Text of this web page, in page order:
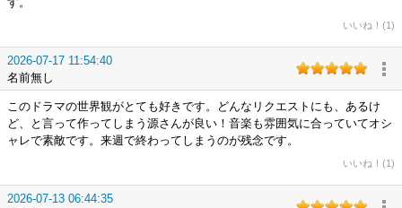
いいね！(1)
2026-07-17 11:54:40
名前無し
このドラマの世界観がとても好きです。どんなリクエストにも、あるけ
ど、と言って作ってしまう源さんが良い！音楽も雰囲気に合っていてオシ
ャレで素敵です。来週で終わってしまうのが残念です。
いいね！(1)
2026-07-13 06:44:35